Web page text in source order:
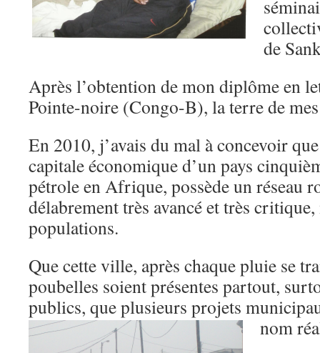
de
Après l’obtention de mon diplôme en
Pointe-noire (Congo-B), la terre de
En 2010, j’avais du mal à concevoir
capitale économique d’un pays
pétrole en Afrique, possède un réseau
délabrement très avancé et très
populations.
Que cette ville, après chaque pluie se
poubelles soient présentes partout,
publics, que plusieurs projets
nom